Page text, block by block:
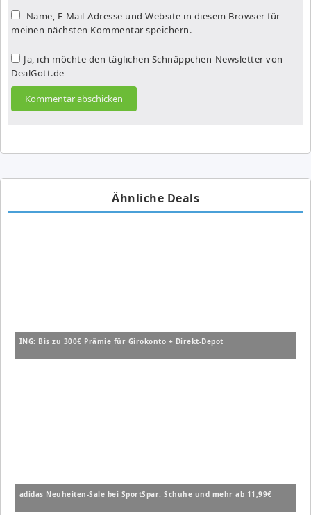
Name, E-Mail-Adresse und Website in diesem Browser für
meinen nächsten Kommentar speichern.
Ja, ich möchte den täglichen Schnäppchen-Newsletter von
DealGott.de
Ähnliche Deals
ING: Bis zu 300€ Prämie für Girokonto + Direkt-Depot
adidas Neuheiten-Sale bei SportSpar: Schuhe und mehr ab 11,99€